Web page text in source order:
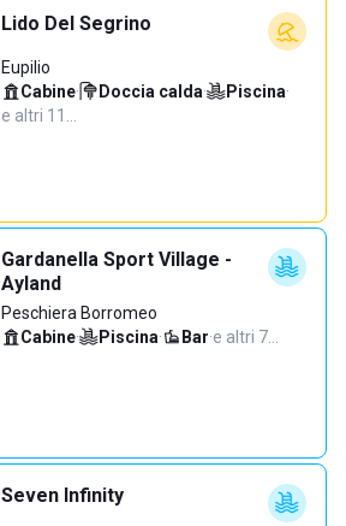
Lido Del Segrino
Eupilio
Cabine· Doccia calda· Piscina·
e altri 11…
Gardanella Sport Village -
Ayland
Peschiera Borromeo
Cabine· Piscina· Bar·e altri 7…
Seven Infinity